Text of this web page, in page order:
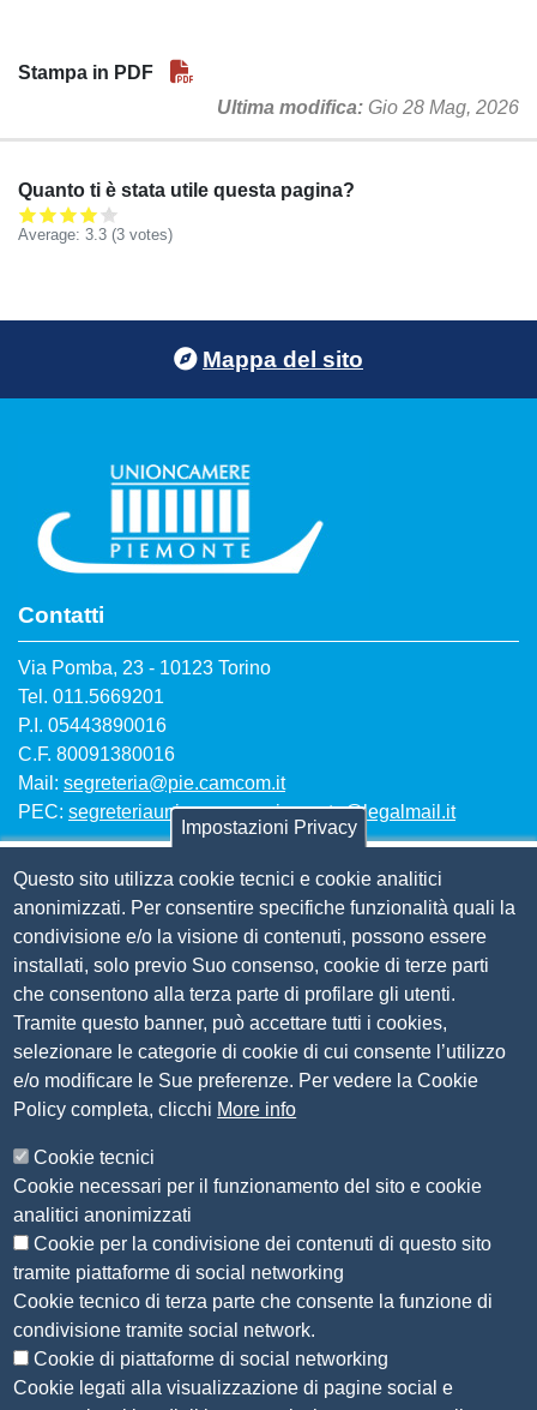
Stampa in PDF
Ultima modifica
Gio 28 Mag, 2026
Quanto ti è stata utile questa pagina?
Average: 3.3 (3 votes)
Mappa del sito
Contatti
Via Pomba, 23 - 10123 Torino
Tel. 011.5669201
P.I. 05443890016
C.F. 80091380016
Mail: segreteria@pie.camcom.it
PEC: segreteriaunioncamerepiemonte@legalmail.it
Amm. trasparente
Bandi per contributi
Codice etico
Organigramma
Piano anticorruzione 2019-2021
Selezione personale
Statuto
CSR Piemonte
AlpMed - le Camere di commercio dell'Euroregione
ADR Piemonte
Seguici su
Impostazioni Privacy
Questo sito utilizza cookie tecnici e cookie analitici
anonimizzati. Per consentire specifiche funzionalità quali la
condivisione e/o la visione di contenuti, possono essere
installati, solo previo Suo consenso, cookie di terze parti
che consentono alla terza parte di profilare gli utenti.
Tramite questo banner, può accettare tutti i cookies,
selezionare le categorie di cookie di cui consente l’utilizzo
e/o modificare le Sue preferenze. Per vedere la Cookie
Policy completa, clicchi More info
Cookie tecnici
Cookie necessari per il funzionamento del sito e cookie
analitici anonimizzati
Cookie per la condivisione dei contenuti di questo sito
tramite piattaforme di social networking
Cookie tecnico di terza parte che consente la funzione di
condivisione tramite social network.
Cookie di piattaforme di social networking
Cookie legati alla visualizzazione di pagine social e